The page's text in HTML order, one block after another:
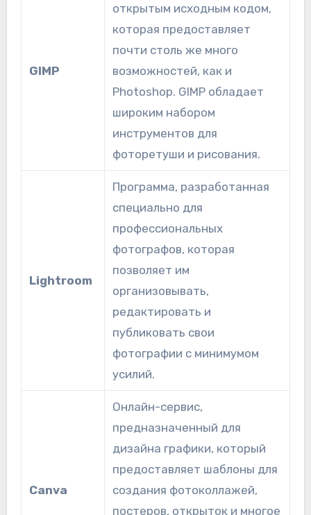
GIMP
открытым исходным кодом,
которая предоставляет
почти столь же много
возможностей, как и
Photoshop. GIMP обладает
широким набором
инструментов для
фоторетуши и рисования.
Lightroom
Программа, разработанная
специально для
профессиональных
фотографов, которая
позволяет им
организовывать,
редактировать и
публиковать свои
фотографии с минимумом
усилий.
Canva
Онлайн-сервис,
предназначенный для
дизайна графики, который
предоставляет шаблоны для
создания фотоколлажей,
постеров, открыток и многое